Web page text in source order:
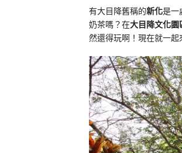
有大目降舊稱的新化是一
奶茶嗎？在大目降文化園
然還得玩啊！現在就一起